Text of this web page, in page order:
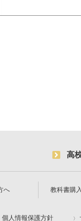
高
へ 教科書購
個人情報保護方針